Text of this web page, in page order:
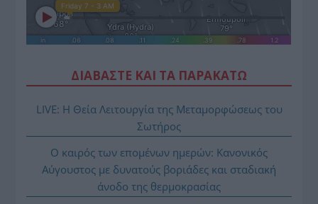
ΔΙΑΒΑΣΤΕ ΚΑΙ ΤΑ ΠΑΡΑΚΑΤΩ
LIVE: Η Θεία Λειτουργία της Μεταμορφώσεως του
Σωτήρος
Ο καιρός των επομένων ημερών: Κανονικός
Αύγουστος με δυνατούς βοριάδες και σταδιακή
άνοδο της θερμοκρασίας